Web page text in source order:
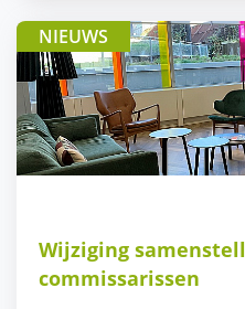
NIEUWS
Wijziging
commissarissen